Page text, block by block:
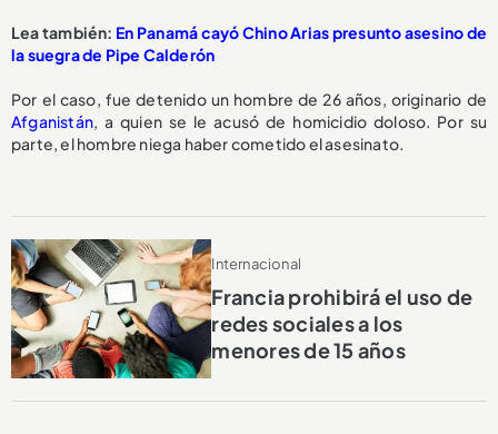
Lea también: En Panamá cayó Chino Arias presunto asesino de
la suegra de Pipe Calderón
Por el caso, fue detenido un hombre de 26 años, originario de
Afganistán, a quien se le acusó de homicidio doloso. Por su
parte, el hombre niega haber cometido el asesinato.
Internacional
Francia prohibirá el uso de
redes sociales a los
menores de 15 años